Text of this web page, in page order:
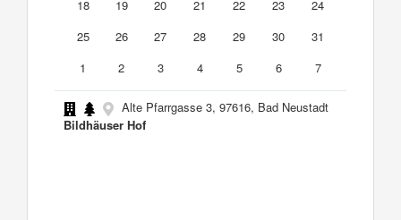
18
19 20 21 22 23
24
25
26 27 28 29 30
31
1
2 3 4 5 6 7
Alte Pfarrgasse 3, 97616, Bad Neustadt
Bildhäuser Hof